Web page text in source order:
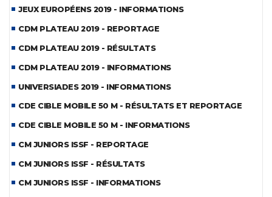
JEUX EUROPÉENS 2019 - INFORMATIONS
CDM PLATEAU 2019 - REPORTAGE
CDM PLATEAU 2019 - RÉSULTATS
CDM PLATEAU 2019 - INFORMATIONS
UNIVERSIADES 2019 - INFORMATIONS
CDE CIBLE MOBILE 50 M - RÉSULTATS ET REPORTAGE
CDE CIBLE MOBILE 50 M - INFORMATIONS
CM JUNIORS ISSF - REPORTAGE
CM JUNIORS ISSF - RÉSULTATS
CM JUNIORS ISSF - INFORMATIONS